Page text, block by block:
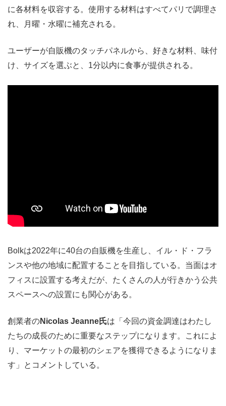
に各材料を収容する。使用する材料はすべてパリで調理さ
れ、月曜・水曜に補充される。
ユーザーが自販機のタッチパネルから、好きな材料、味付
け、サイズを選ぶと、1分以内に食事が提供される。
Bolkは2022年に40台の自販機を生産し、イル・ド・フラ
ンスや他の地域に配置することを目指している。当面はオ
フィスに設置する考えだが、たくさんの人が行きかう公共
スペースへの設置にも関心がある。
創業者のNicolas Jeanne氏は「今回の資金調達はわたし
たちの成長のために重要なステップになります。これによ
り、マーケットの最初のシェアを獲得できるようになりま
す」とコメントしている。